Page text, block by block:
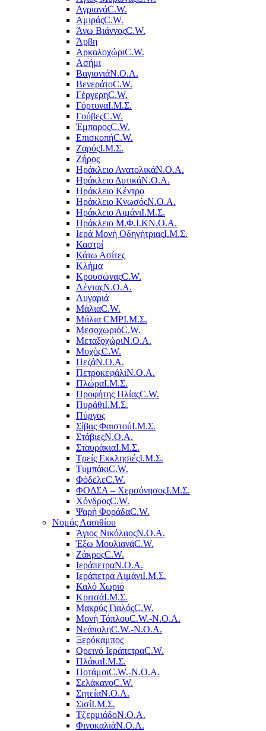
ΑγριανάC.W.
ΑμιράςC.W.
Άνω ΒιάννοςC.W.
Άρβη
ΑρκαλοχώριC.W.
Ασήμι
ΒαγιονιάΝ.Ο.Α.
ΒενεράτοC.W.
ΓέργερηC.W.
ΓόρτυναΙ.Μ.Σ.
ΓούβεςC.W.
ΈμπαροςC.W.
ΕπισκοπήC.W.
ΖαρόςΙ.Μ.Σ.
Ζήρος
Ηράκλειο ΑνατολικάΝ.Ο.Α.
Ηράκλειο ΔυτικάΝ.Ο.Α.
Ηράκλειο Κέντρο
Ηράκλειο ΚνωσόςΝ.Ο.Α.
Ηράκλειο ΛιμάνιΙ.Μ.Σ.
Ηράκλειο Μ.Φ.Ι.ΚΝ.Ο.Α.
Ιερά Μονή ΟδηγήτριαςΙ.Μ.Σ.
Καστρί
Κάτω Ασίτες
Κλήμα
ΚρουσώναςC.W.
ΛένταςΝ.Ο.Α.
Λυγαριά
ΜάλιαC.W.
Μάλια CMPΙ.Μ.Σ.
ΜεσοχωριόC.W.
ΜεταξοχώριΝ.Ο.Α.
ΜοχόςC.W.
ΠεζάΝ.Ο.Α.
ΠετροκεφάλιΝ.Ο.Α.
ΠλώραΙ.Μ.Σ.
Προφήτης ΗλίαςC.W.
ΠυράθιΙ.Μ.Σ.
Πύργος
Σίβας ΦαιστούΙ.Μ.Σ.
ΣτάβιεςΝ.Ο.Α.
ΣταυράκιαΙ.Μ.Σ.
Τρείς ΕκκλησιέςΙ.Μ.Σ.
ΤυμπάκιC.W.
ΦόδελεC.W.
ΦΟΔΣΑ – ΧερσόνησοςΙ.Μ.Σ.
ΧόνδροςC.W.
Ψαρή ΦοράδαC.W.
Νομός Λασιθίου
Άγιος ΝικόλαοςΝ.Ο.Α.
Έξω ΜουλιανάC.W.
ΖάκροςC.W.
ΙεράπετραΝ.Ο.Α.
Ιεράπετρα ΛιμάνιΙ.Μ.Σ.
Καλό Χωριό
ΚριτσάΙ.Μ.Σ.
Μακρύς ΓιαλόςC.W.
Μονή ΤόπλουC.W.-Ν.Ο.Α.
ΝεάποληC.W.-Ν.Ο.Α.
Ξερόκαμπος
Ορεινό ΙεράπετραC.W.
ΠλάκαΙ.Μ.Σ.
ΠοτάμοιC.W.-Ν.Ο.Α.
ΣελάκανοC.W.
ΣητείαΝ.Ο.Α.
ΣισίΙ.Μ.Σ.
ΤζερμιάδοΝ.Ο.Α.
ΦινοκαλιάΝ.Ο.Α.